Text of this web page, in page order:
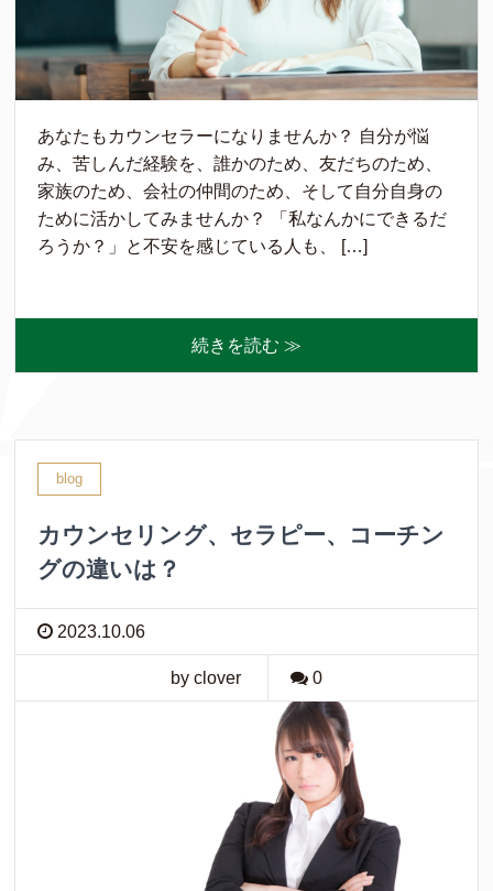
あなたもカウンセラーになりませんか？ 自分が悩
み、苦しんだ経験を、誰かのため、友だちのため、
家族のため、会社の仲間のため、そして自分自身の
ために活かしてみませんか？ 「私なんかにできるだ
ろうか？」と不安を感じている人も、 […]
続きを読む ≫
blog
カウンセリング、セラピー、コーチン
グの違いは？
2023.10.06
by clover 0